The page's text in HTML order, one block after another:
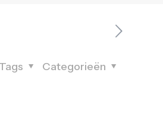
Categorieën
Tags